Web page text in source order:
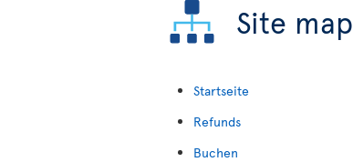
Site map
Startseite
Refunds
Buchen